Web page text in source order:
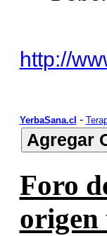
http://
YerbaSana.cl -
Foro
origen